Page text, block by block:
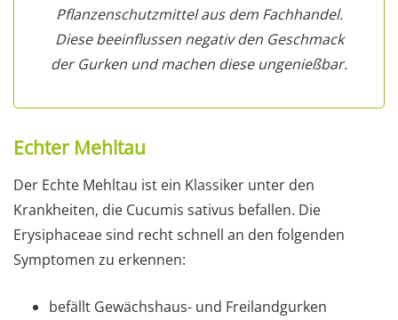
Pflanzenschutzmittel aus dem Fachhandel.
Diese beeinflussen negativ den Geschmack
der Gurken und machen diese ungenießbar.
Echter Mehltau
Der Echte Mehltau ist ein Klassiker unter den
Krankheiten, die Cucumis sativus befallen. Die
Erysiphaceae sind recht schnell an den folgenden
Symptomen zu erkennen:
befällt Gewächshaus- und Freilandgurken